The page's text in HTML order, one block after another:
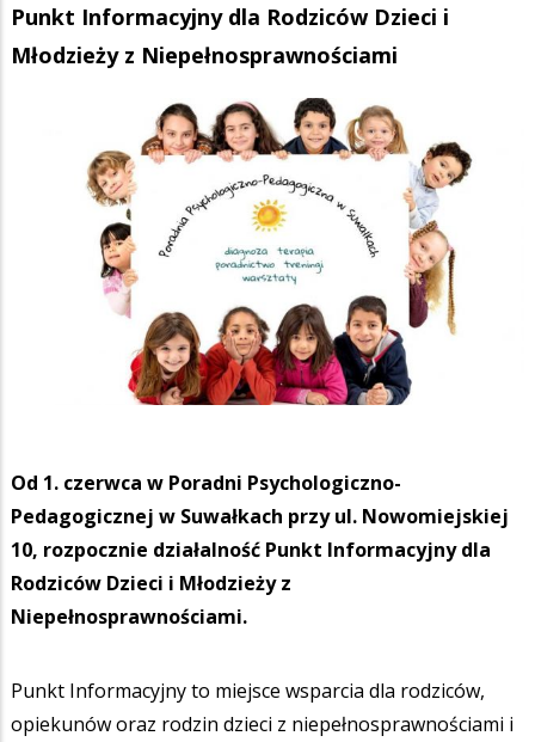
Punkt Informacyjny dla Rodziców Dzieci i
Młodzieży z Niepełnosprawnościami
Od 1. czerwca w Poradni Psychologiczno-
Pedagogicznej w Suwałkach przy ul. Nowomiejskiej
10, rozpocznie działalność Punkt Informacyjny dla
Rodziców Dzieci i Młodzieży z
Niepełnosprawnościami.
Punkt Informacyjny to miejsce wsparcia dla rodziców,
opiekunów oraz rodzin dzieci z niepełnosprawnościami i